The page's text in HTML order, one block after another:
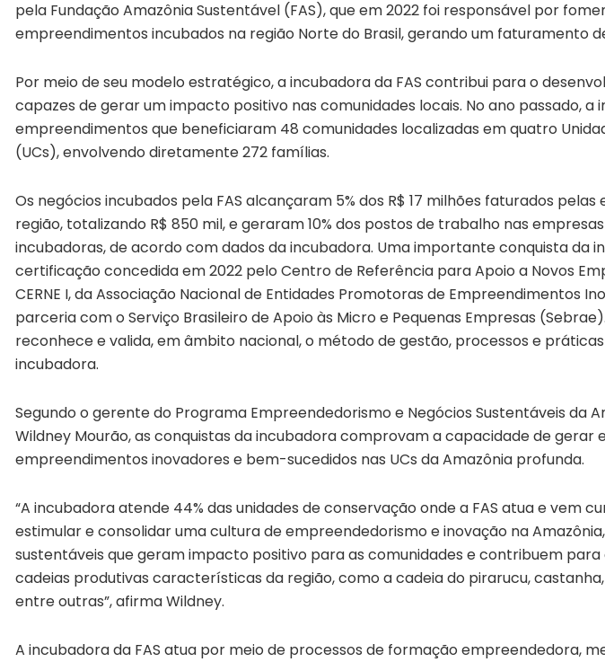
pela Fundação Amazônia Sustentável (FAS), que em 2022 foi responsável por
empreendimentos incubados na região Norte do Brasil, gerando um faturamento
Por meio de seu modelo estratégico, a incubadora da FAS contribui para o
capazes de gerar um impacto positivo nas comunidades locais. No ano passado, a
empreendimentos que beneficiaram 48 comunidades localizadas em quatro
(UCs), envolvendo diretamente 272 famílias.
Os negócios incubados pela FAS alcançaram 5% dos R$ 17 milhões faturados
região, totalizando R$ 850 mil, e geraram 10% dos postos de trabalho nas
incubadoras, de acordo com dados da incubadora. Uma importante conquista da
certificação concedida em 2022 pelo Centro de Referência para Apoio a Novos
CERNE I, da Associação Nacional de Entidades Promotoras de Empreendimentos
parceria com o Serviço Brasileiro de Apoio às Micro e Pequenas Empresas
reconhece e valida, em âmbito nacional, o método de gestão, processos e
incubadora.
Segundo o gerente do Programa Empreendedorismo e Negócios Sustentáveis da
Wildney Mourão, as conquistas da incubadora comprovam a capacidade de gerar
empreendimentos inovadores e bem-sucedidos nas UCs da Amazônia profunda.
“A incubadora atende 44% das unidades de conservação onde a FAS atua e vem
estimular e consolidar uma cultura de empreendedorismo e inovação na
sustentáveis que geram impacto positivo para as comunidades e contribuem
cadeias produtivas características da região, como a cadeia do pirarucu,
entre outras”, afirma Wildney.
A incubadora da FAS atua por meio de processos de formação empreendedora,